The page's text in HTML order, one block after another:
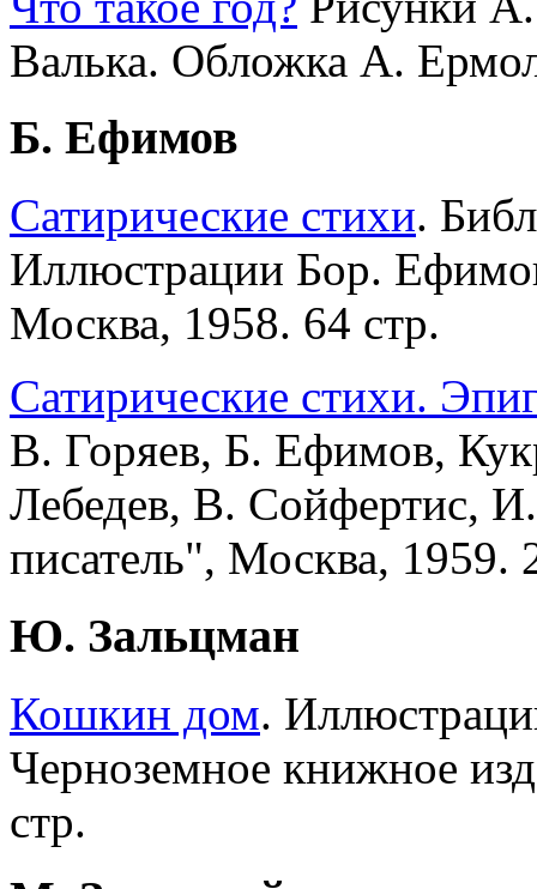
Валька. Обложка А.
Б. Ефимов
Сатирические стихи.
Иллюстрации Бор.
Москва, 1958. 64 стр.
Сатирические стихи.
В. Горяев, Б. Ефимов,
Лебедев, В. Сойфертис,
писатель", Москва, 1959.
Ю. Зальцман
Кошкин дом.
Черноземное книжное
стр.